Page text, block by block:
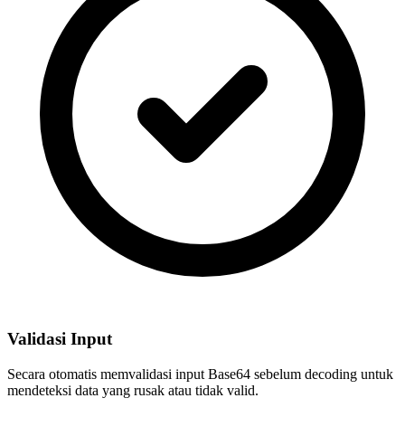
Validasi Input
Secara otomatis memvalidasi input Base64 sebelum decoding untuk
mendeteksi data yang rusak atau tidak valid.